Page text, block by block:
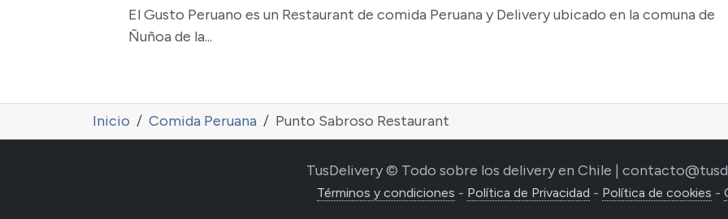
El Gusto Peruano es un Restaurant de comida Peruana y Delivery ubicado en la comuna de
Ñuñoa de la...
Inicio Comida Peruana Punto Sabroso Restaurant
TusDelivery © Todo sobre los delivery en Chile |
Términos y condiciones - Política de Privacidad - Política de cookies -